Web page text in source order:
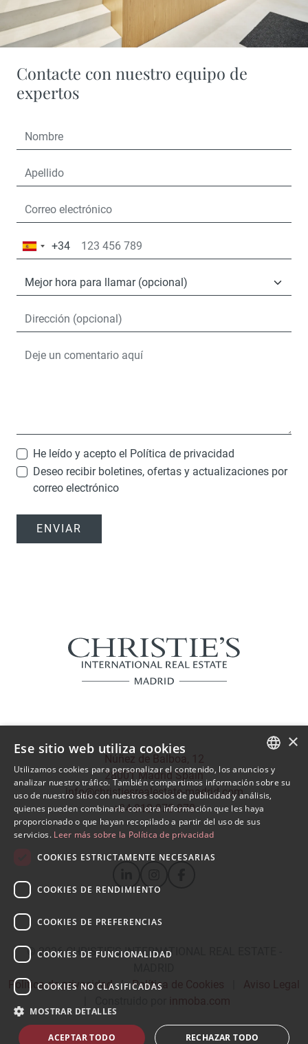
Contacte con nuestro equipo de
expertos
España
+34
He leído y acepto el Política de privacidad
Deseo recibir boletines, ofertas y actualizaciones por
correo electrónico
ENVIAR
Núñez de Balboa, 12
28001 Madrid Spain
info@christiesrealestate-madrid.com
+34 910 970 970
© 2026CHRISTIE'S INTERNATIONAL REAL ESTATE -
Política de privacidad
| Política de Cookies
Aviso Legal
inmoba.com
SPANISH
ENGLISH
×
Ese sitio web utiliza cookies
Utilizamos cookies para personalizar el contenido, los anuncios y
analizar nuestro tráfico. También compartimos información sobre su
uso de nuestro sitio con nuestros socios de publicidad y análisis,
quienes pueden combinarla con otra información que les haya
proporcionado o que hayan recopilado a partir del uso de sus
servicios. Leer más sobre la Política de privacidad
COOKIES ESTRICTAMENTE NECESARIAS
COOKIES DE RENDIMIENTO
COOKIES DE PREFERENCIAS
COOKIES DE FUNCIONALIDAD
COOKIES NO CLASIFICADAS
MOSTRAR DETALLES
ACEPTAR TODO RECHAZAR TODO